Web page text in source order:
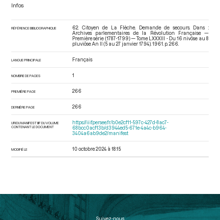
Infos
RÉFÉRENCE BIBLIOGRAPHIQUE
62. Citoyen de La Flèche. Demande de secours. Dans :
Archives parlementaires de la Révolution Française —
Première série (1787-1799) — Tome LXXXIII - Du 16 nivôse au 8
pluviôse An II (5 au 27 janvier 1794) . 1961. p. 266.
LANGUE PRINCIPALE Français
NOMBRE DE PAGES 1
PREMIÈRE PAGE 266
DERNIÈRE PAGE 266
URI DU MANIFEST IIIF DU VOLUME
CONTENANT LE DOCUMENT
https://iiif.persee.fr/b0e2cf11-597c-427d-8ac7-
68bcc0acf13b/d3944ed5-671e-4a4c-b964-
3404a6ab9de2/manifest
MODIFIÉ LE 10 octobre 2024 à 18:15
Suivez-nous